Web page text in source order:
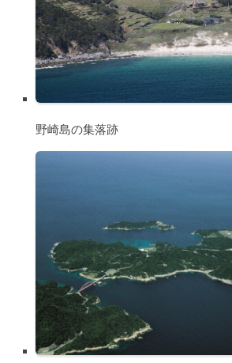
野崎島の集落跡